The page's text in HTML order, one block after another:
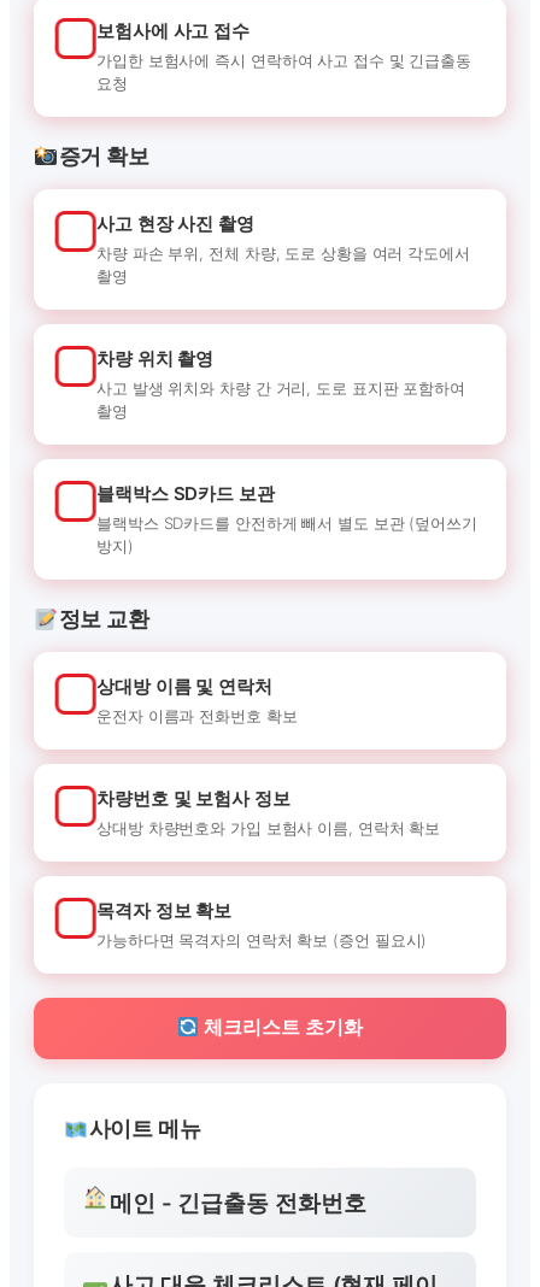
보험사에 사고 접수
가입한 보험사에 즉시 연락하여 사고 접수 및 긴급출동
요청
증거 확보
사고 현장 사진 촬영
차량 파손 부위, 전체 차량, 도로 상황을 여러 각도에서
촬영
차량 위치 촬영
사고 발생 위치와 차량 간 거리, 도로 표지판 포함하여
촬영
블랙박스 SD카드 보관
블랙박스 SD카드를 안전하게 빼서 별도 보관 (덮어쓰기
방지)
정보 교환
상대방 이름 및 연락처
운전자 이름과 전화번호 확보
차량번호 및 보험사 정보
상대방 차량번호와 가입 보험사 이름, 연락처 확보
목격자 정보 확보
가능하다면 목격자의 연락처 확보 (증언 필요시)
체크리스트 초기화
사이트 메뉴
메인 - 긴급출동 전화번호